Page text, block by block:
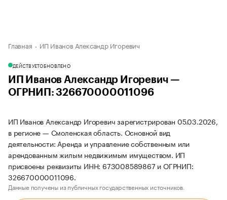
Главная ИП Иванов Александр Игоревич
ДЕЙСТВУЕТОБНОВЛЕНО
ИП Иванов Александр Игоревич —
ОГРНИП: 326670000011096
ИП Иванов Александр Игоревич зарегистрирован 05.03.2026,
в регионе — Смоленская область. Основной вид
деятельности: Аренда и управление собственным или
арендованным жилым недвижимым имуществом. ИП
присвоены реквизиты ИНН: 673008589867 и ОГРНИП:
326670000011096.
Данные получены из публичных государственных источников.